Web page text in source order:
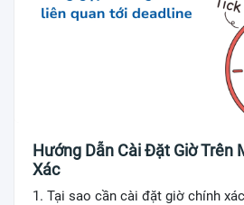
Hướng Dẫn Cài Đặt Giờ Trên
Xác
1. Tại sao cần cài đặt giờ chính